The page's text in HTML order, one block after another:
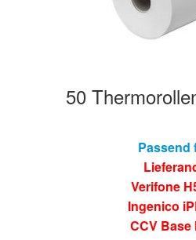
50
Passend
Verifone
Ingenico
CCV Base